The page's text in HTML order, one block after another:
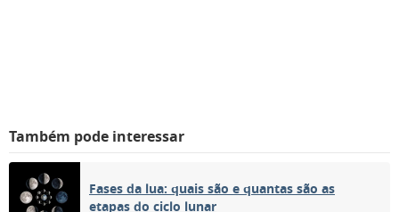
Também pode interessar
Fases da lua: quais são e quantas são as
etapas do ciclo lunar